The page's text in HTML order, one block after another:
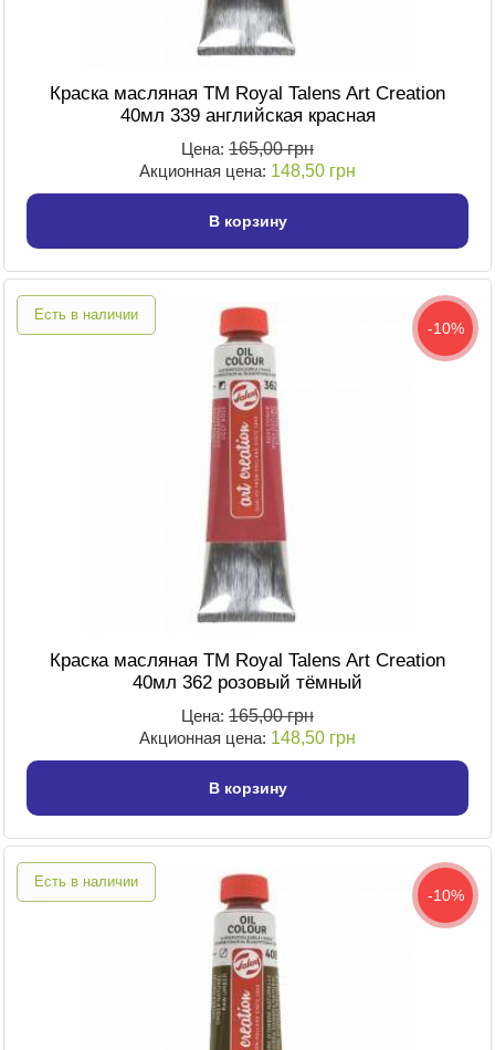
Краска масляная TM Royal Talens Art Creation
40мл 339 английская красная
Цена: 165,00 грн
Акционная цена: 148,50 грн
В корзину
Есть в наличии
-10%
Краска масляная TM Royal Talens Art Creation
40мл 362 розовый тёмный
Цена: 165,00 грн
Акционная цена: 148,50 грн
В корзину
Есть в наличии
-10%